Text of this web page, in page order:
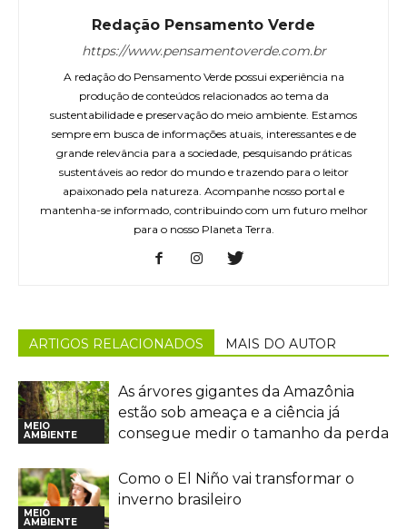
Redação Pensamento Verde
https://www.pensamentoverde.com.br
A redação do Pensamento Verde possui experiência na
produção de conteúdos relacionados ao tema da
sustentabilidade e preservação do meio ambiente. Estamos
sempre em busca de informações atuais, interessantes e de
grande relevância para a sociedade, pesquisando práticas
sustentáveis ao redor do mundo e trazendo para o leitor
apaixonado pela natureza. Acompanhe nosso portal e
mantenha-se informado, contribuindo com um futuro melhor
para o nosso Planeta Terra.
ARTIGOS RELACIONADOS MAIS DO AUTOR
MEIO
AMBIENTE
As árvores gigantes da Amazônia
estão sob ameaça e a ciência já
consegue medir o tamanho da perda
MEIO
AMBIENTE
Como o El Niño vai transformar o
inverno brasileiro